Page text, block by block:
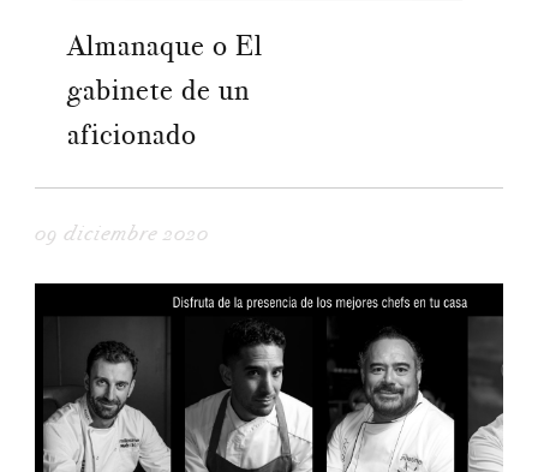
Almanaque o El
gabinete de un
aficionado
09 diciembre 2020